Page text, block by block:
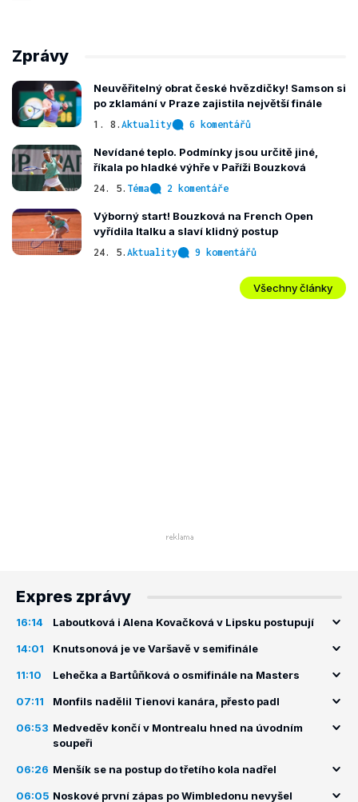
Zprávy
Neuvěřitelný obrat české hvězdičky! Samson si
po zklamání v Praze zajistila největší finále
1. 8. Aktuality 6 komentářů
Nevídané teplo. Podmínky jsou určitě jiné,
říkala po hladké výhře v Paříži Bouzková
24. 5. Téma 2 komentáře
Výborný start! Bouzková na French Open
vyřídila Italku a slaví klidný postup
24. 5. Aktuality 9 komentářů
Všechny články
Expres zprávy
16:14 Laboutková i Alena Kovačková v Lipsku postupují
14:01 Knutsonová je ve Varšavě v semifinále
11:10 Lehečka a Bartůňková o osmifinále na Masters
07:11 Monfils nadělil Tienovi kanára, přesto padl
06:53 Medveděv končí v Montrealu hned na úvodním
soupeři
06:26 Menšík se na postup do třetího kola nadřel
06:05 Noskové první zápas po Wimbledonu nevyšel